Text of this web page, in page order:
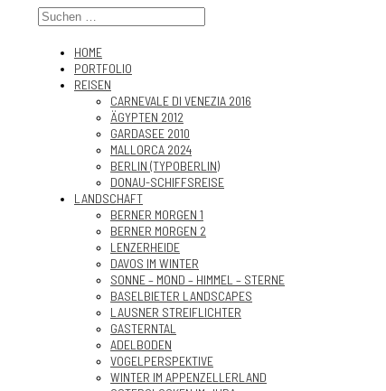
HOME
PORTFOLIO
REISEN
CARNEVALE DI VENEZIA 2016
ÄGYPTEN 2012
GARDASEE 2010
MALLORCA 2024
BERLIN (TYPOBERLIN)
DONAU-SCHIFFSREISE
LANDSCHAFT
BERNER MORGEN 1
BERNER MORGEN 2
LENZERHEIDE
DAVOS IM WINTER
SONNE – MOND – HIMMEL – STERNE
BASELBIETER LANDSCAPES
LAUSNER STREIFLICHTER
GASTERNTAL
ADELBODEN
VOGELPERSPEKTIVE
WINTER IM APPENZELLERLAND